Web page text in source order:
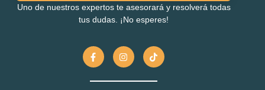
Uno de nuestros expertos te asesorará y resolverá todas
tus dudas. ¡No esperes!